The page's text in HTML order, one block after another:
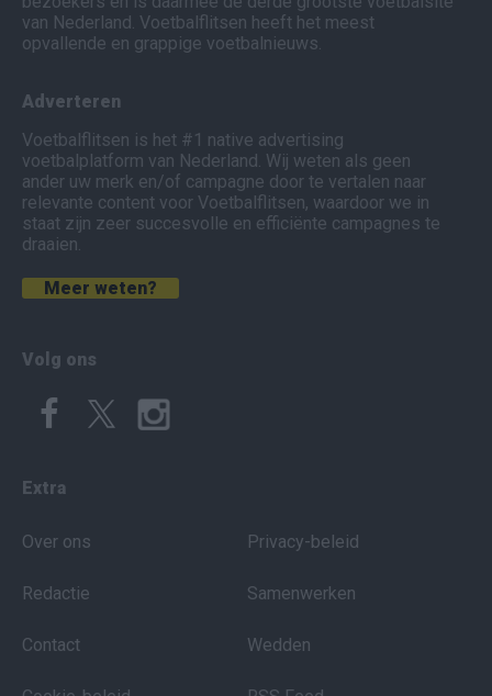
van Nederland. Voetbalflitsen heeft het meest
opvallende en grappige voetbalnieuws.
Adverteren
Voetbalflitsen is het #1 native advertising
voetbalplatform van Nederland. Wij weten als geen
ander uw merk en/of campagne door te vertalen naar
relevante content voor Voetbalflitsen, waardoor we in
staat zijn zeer succesvolle en efficiënte campagnes te
draaien.
Meer weten?
Volg ons
Extra
Over ons
Redactie
Contact
Privacy-beleid
Samenwerken
Wedden